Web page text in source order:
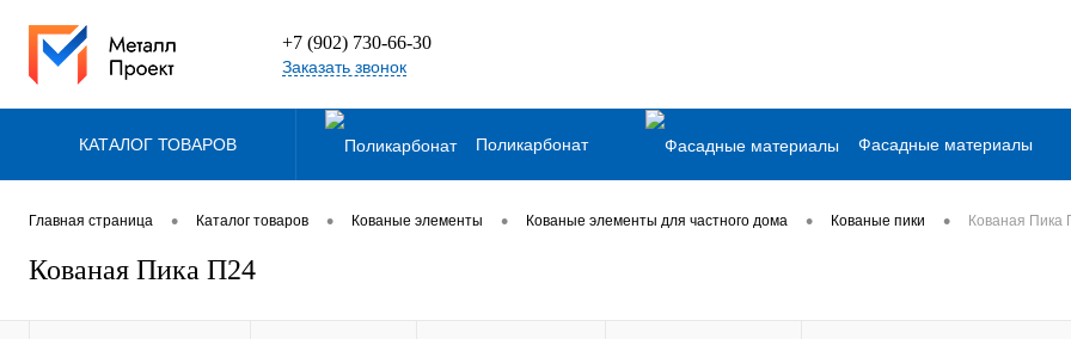
+7 (902) 730-66-30
Заказать звонок
КАТАЛОГ ТОВАРОВ Поликарбонат Фасадные материалы
Дача, сад, огород Емкости и баки
Главная страница • Каталог товаров • Кованые элементы • Кованые элементы для частного дома • Кованые пики • Кованая Пика
Кованая Пика П24